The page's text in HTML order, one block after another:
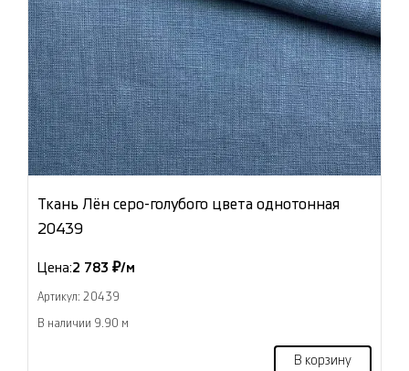
Ткань Лён серо-голубого цвета однотонная
20439
Цена:2 783 ₽/м
Артикул: 20439
В наличии 9.90 м
В корзину